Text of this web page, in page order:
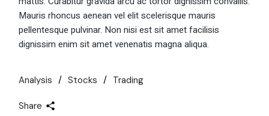
Mauris rhoncus aenean vel elit scelerisque mauris
pellentesque pulvinar. Non nisi est sit amet facilisis
dignissim enim sit amet venenatis magna aliqua.
Analysis Stocks Trading
Share